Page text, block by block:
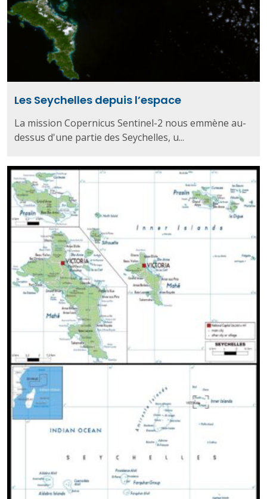
Les Seychelles depuis l’espace
La mission Copernicus Sentinel-2 nous emmène au-
dessus d'une partie des Seychelles, u...